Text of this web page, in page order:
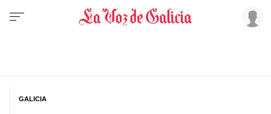
GALICIA